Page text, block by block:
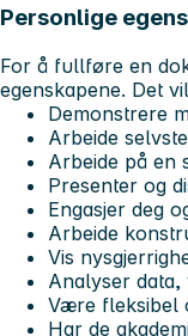
Personlige
For å fullføre en
egenskapene. Det
Demonstrere
Arbeide
Arbeide på en
Presenter og
Engasjer deg
Arbeide
Vis
Analyser
Være fleksibel
Har de